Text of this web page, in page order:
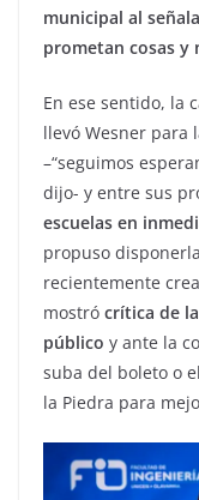
municipal al
prometan cosas y
En ese sentido, la
llevó Wesner para
–“seguimos
dijo- y entre sus
escuelas en
propuso
recientemente
mostró crítica de
público y ante la
suba del boleto o
la Piedra para